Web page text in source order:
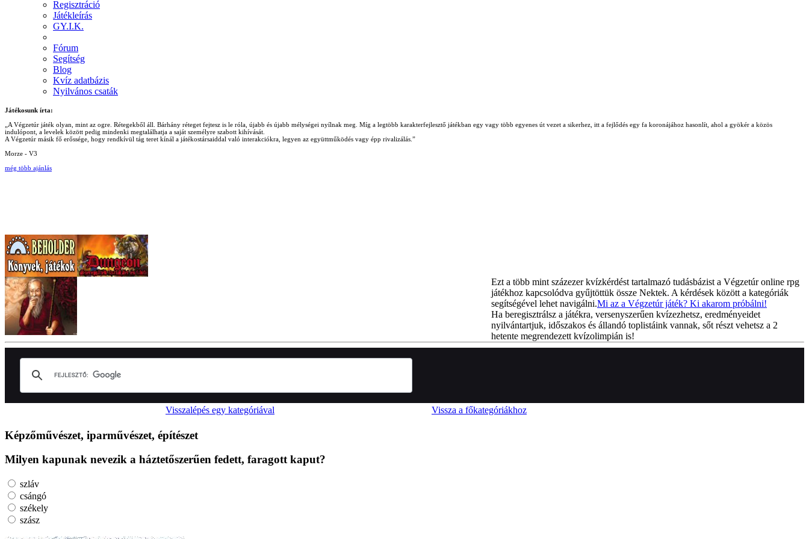
Regisztráció
Játékleírás
GY.I.K.
Fórum
Segítség
Blog
Kvíz adatbázis
Nyilvános csaták
Játékosunk írta:
„A Végzetúr játék olyan, mint az ogre. Rétegekből áll. Bárhány réteget fejtesz is le róla, újabb és újabb mélységei nyílnak meg. Míg a legtöbb karakterfejlesztő játékban egy vagy több egyenes út vezet a sikerhez, itt a fejlődés egy fa koronájához hasonlít, ahol a gyökér a közös
indulópont, a levelek között pedig mindenki megtalálhatja a saját személyre szabott kihívását.
A Végzetúr másik fő erőssége, hogy rendkívül tág teret kínál a játékostársaiddal való interakciókra, legyen az együttműködés vagy épp rivalizálás.”
Morze - V3
még több ajánlás
Ezt a több mint százezer kvízkérdést tartalmazó tudásbázist a Végzetúr online rpg
játékhoz kapcsolódva gyűjtöttük össze Nektek. A kérdések között a kategóriák
segítségével lehet navigálni.Mi az a Végzetúr játék? Ki akarom próbálni!
Ha beregisztrálsz a játékra, versenyszerűen kvízezhetsz, eredményeidet
nyilvántartjuk, időszakos és állandó toplistáink vannak, sőt részt vehetsz a 2
hetente megrendezett kvízolimpián is!
Visszalépés egy kategóriával Vissza a főkategóriákhoz
Képzőművészet, iparművészet, építészet
Milyen kapunak nevezik a háztetőszerűen fedett, faragott kaput?
szláv
csángó
székely
szász